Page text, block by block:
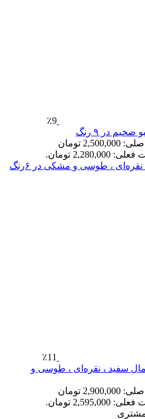
٪9
در ۹ رنگ
قیمت اصلی: 2,500,000 تومان
تومان.
٪11
سفید ، نقره‌ای ، طوسی و
قیمت اصلی: 2,900,000 تومان
تومان.